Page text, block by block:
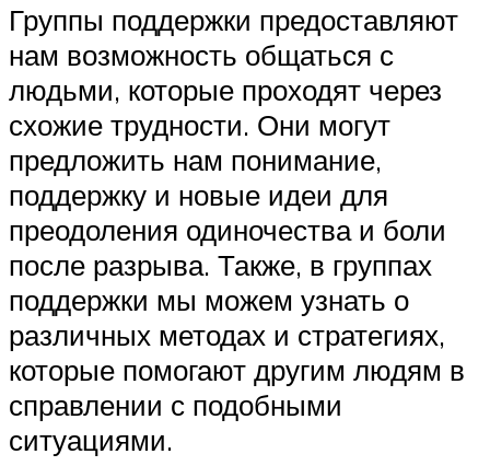
Группы поддержки предоставляют
нам возможность общаться с
людьми, которые проходят через
схожие трудности. Они могут
предложить нам понимание,
поддержку и новые идеи для
преодоления одиночества и боли
после разрыва. Также, в группах
поддержки мы можем узнать о
различных методах и стратегиях,
которые помогают другим людям в
справлении с подобными
ситуациями.